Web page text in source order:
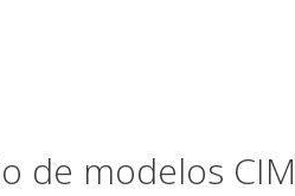
de modelos